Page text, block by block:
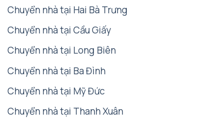
Chuyển nhà tại Hai Bà Trưng
Chuyển nhà tại Cầu Giấy
Chuyển nhà tại Long Biên
Chuyển nhà tại Ba Đình
Chuyển nhà tại Mỹ Đức
Chuyển nhà tại Thanh Xuân